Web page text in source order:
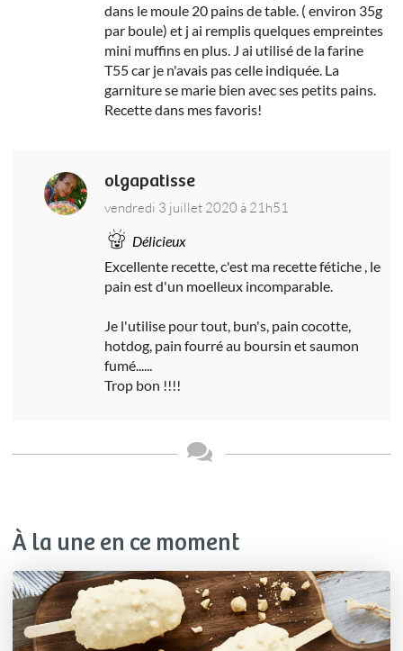
dans le moule 20 pains de table. ( environ 35g
par boule) et j ai remplis quelques empreintes
mini muffins en plus. J ai utilisé de la farine
T55 car je n'avais pas celle indiquée. La
garniture se marie bien avec ses petits pains.
Recette dans mes favoris!
olgapatisse
vendredi 3 juillet 2020 à 21h51
Délicieux
Excellente recette, c'est ma recette fétiche , le
pain est d'un moelleux incomparable.
Je l'utilise pour tout, bun's, pain cocotte,
hotdog, pain fourré au boursin et saumon
fumé......
Trop bon !!!!
À la une en ce moment